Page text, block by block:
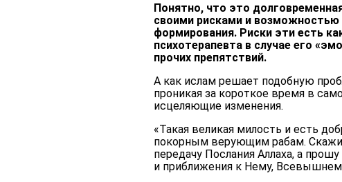
Понятно, что это
своими рисками и
формирования. Риски эти есть
психотерапевта в случае его
прочих препятствий.
А как ислам решает подобную
проникая за короткое время в
исцеляющие изменения.
«Такая великая милость и есть
покорным верующим рабам.
передачу Послания Аллаха, а
и приближения к Нему,